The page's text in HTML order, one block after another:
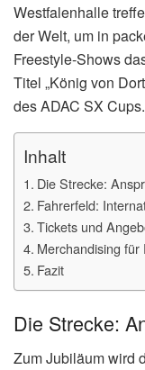
Westfalenhalle
der Welt, um in
Freestyle-Shows
Titel „König von
des ADAC SX Cups.
Inhalt
Die Strecke:
Fahrerfeld:
Tickets und
Merchandising für
Fazit
Die Strecke:
Zum Jubiläum wird